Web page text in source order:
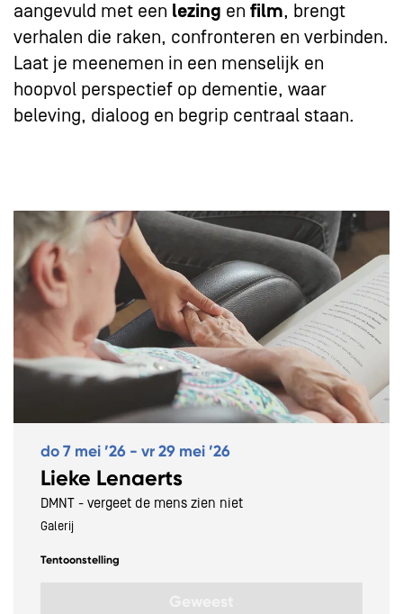
aangevuld met een lezing en film, brengt
verhalen die raken, confronteren en verbinden.
Laat je meenemen in een menselijk en
hoopvol perspectief op dementie, waar
beleving, dialoog en begrip centraal staan.
Lieke Lenaerts
DMNT - vergeet de mens zien niet
do 7 mei ’26 - vr 29 mei ’26
Galerij
Tentoonstelling